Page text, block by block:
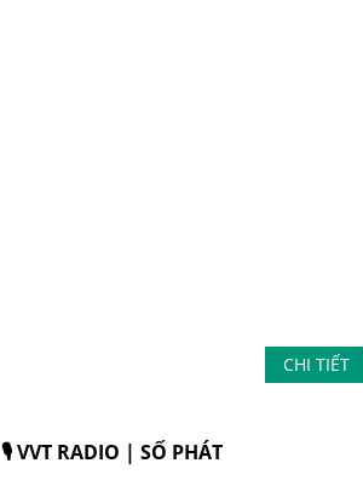
CHI TIẾT
🎙 VVT RADIO | SỐ PHÁT